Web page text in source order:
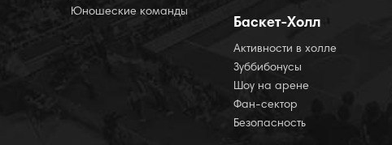
Юношеские команды
Баскет-Холл
Активности в холле
Зуббибонусы
Шоу на арене
Фан-сектор
Безопасность